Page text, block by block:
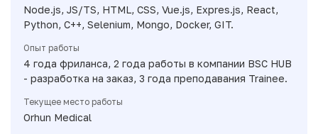
Node.js, JS/TS, HTML, CSS, Vue.js, Expres.js, React,
Python, C++, Selenium, Mongo, Docker, GIT.
Опыт работы
4 года фриланса, 2 года работы в компании BSC HUB
- разработка на заказ, 3 года преподавания Trainee.
Текущее место работы
Orhun Medical